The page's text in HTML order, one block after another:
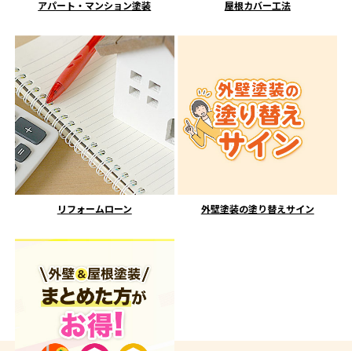
アパート・マンション塗装 屋根カバー工法
リフォームローン 外壁塗装の塗り替えサイン